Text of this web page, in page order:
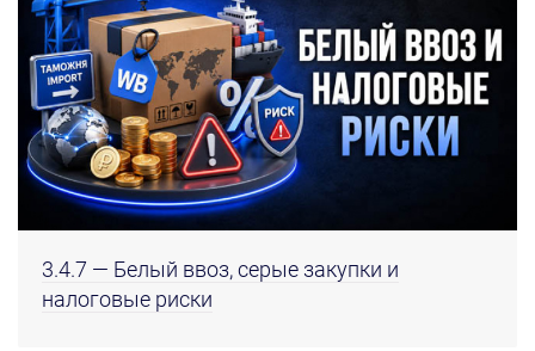
3.4.7 — Белый ввоз, серые закупки и
налоговые риски